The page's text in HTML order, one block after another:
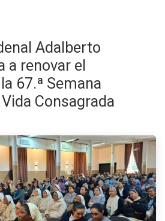
Adalberto
a renovar el
67.ª Semana
Consagrada